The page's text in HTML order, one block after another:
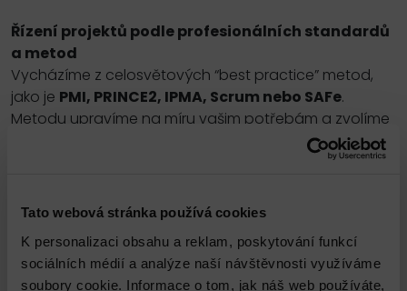
Tato webová stránka používá cookies
K personalizaci obsahu a reklam, poskytování funkcí
sociálních médií a analýze naší návštěvnosti využíváme
soubory cookie. Informace o tom, jak náš web používáte,
Řízení projektů podle profesionálních standardů
a metod
Vycházíme z celosvětových “best practice” metod,
jako je PMI, PRINCE2, IPMA, Scrum nebo SAFe.
Metodu upravíme na míru vašim potřebám a zvolíme
přístup, který je vhodný pro danou dodávku –
Poskytneme vámprověřeného projektového
podobného technologického stacku.